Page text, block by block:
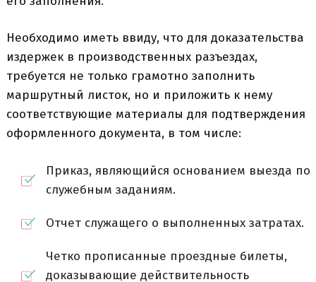
Необходимо иметь ввиду, что для доказательства
издержек в производственных разъездах,
требуется не только грамотно заполнить
маршрутный листок, но и приложить к нему
соответствующие материалы для подтверждения
оформленного документа, в том числе:
Приказ, являющийся основанием выезда по
служебным заданиям.
Отчет служащего о выполненных затратах.
Четко прописанные проездные билеты,
доказывающие действительность